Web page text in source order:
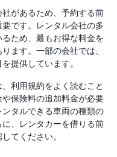
があるため、予約する前
です。レンタル会社の多
ため、最もお得な料金を
ます。一部の会社では、
提供しています。
利用規約をよく読むこと
保険料の追加料金が必要
タルできる車両の種類の
、レンタカーを借りる前
てください。